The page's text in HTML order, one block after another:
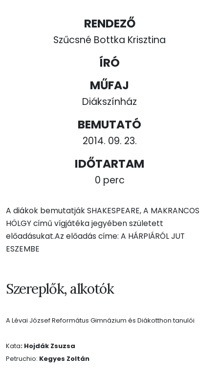
RENDEZŐ
Szűcsné Bottka Krisztina
ÍRÓ
MŰFAJ
Diákszínház
BEMUTATÓ
2014. 09. 23.
IDŐTARTAM
0 perc
A diákok bemutatják SHAKESPEARE, A MAKRANCOS
HÖLGY című vígjátéka jegyében született
előadásukat.Az előadás címe: A HÁRPIÁRÓL JUT
ESZEMBE
Szereplők, alkotók
A Lévai József Református Gimnázium és Diákotthon tanulói
Kata: Hojdák Zsuzsa
Petruchio: Kegyes Zoltán